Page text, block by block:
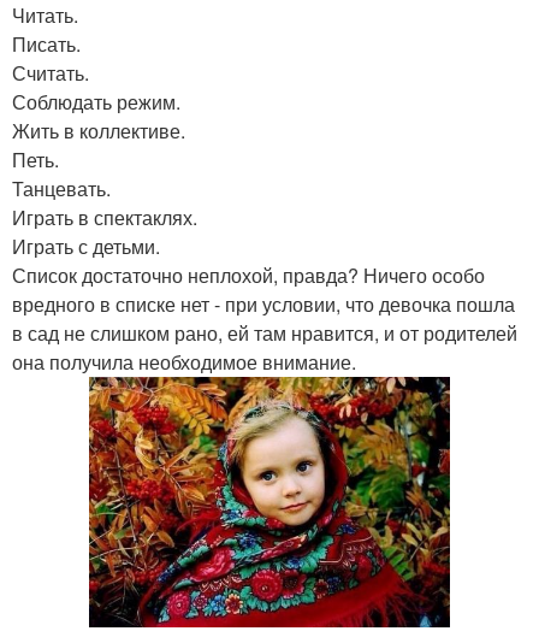
Читать.
Писать.
Считать.
Соблюдать режим.
Жить в коллективе.
Петь.
Танцевать.
Играть в спектаклях.
Играть с детьми.
Список достаточно неплохой, правда? Ничего особо
вредного в списке нет - при условии, что девочка пошла
в сад не слишком рано, ей там нравится, и от родителей
она получила необходимое внимание.